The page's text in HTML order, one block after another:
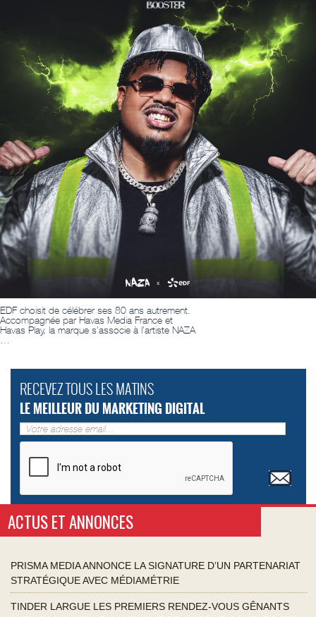
EDF choisit de célébrer ses 80 ans autrement.
Accompagnée par Havas Media France et
Havas Play, la marque s’associe à l’artiste NAZA
RECEVEZ TOUS LES MATINS
LE MEILLEUR DU MARKETING DIGITAL
ACTUS ET ANNONCES
PRISMA MEDIA ANNONCE LA SIGNATURE D’UN PARTENARIAT
STRATÉGIQUE AVEC MÉDIAMÉTRIE
TINDER LARGUE LES PREMIERS RENDEZ-VOUS GÊNANTS